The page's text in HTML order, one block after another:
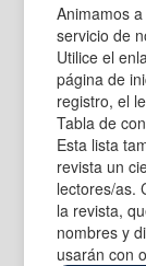
Animamos
servicio de
Utilice el
página de
registro, el
Tabla de
Esta lista
revista un
lectores/as.
la revista,
nombres y
usarán con